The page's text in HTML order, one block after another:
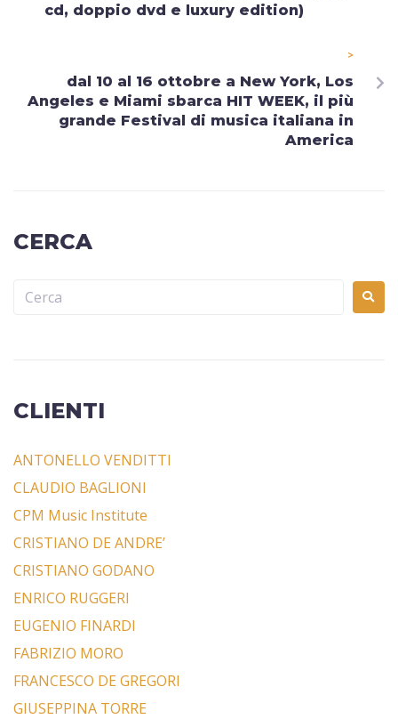
cd, doppio dvd e luxury edition)
>
dal 10 al 16 ottobre a New York, Los
Angeles e Miami sbarca HIT WEEK, il più
grande Festival di musica italiana in
America
CERCA
CLIENTI
ANTONELLO VENDITTI
CLAUDIO BAGLIONI
CPM Music Institute
CRISTIANO DE ANDRE’
CRISTIANO GODANO
ENRICO RUGGERI
EUGENIO FINARDI
FABRIZIO MORO
FRANCESCO DE GREGORI
GIUSEPPINA TORRE